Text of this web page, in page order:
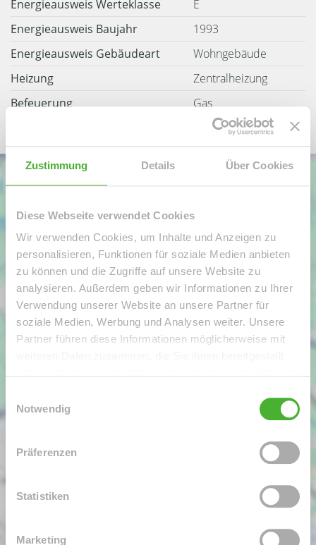
Zustimmung Details Über Cookies
Diese Webseite verwendet Cookies
Wir verwenden Cookies, um Inhalte und Anzeigen zu
personalisieren, Funktionen für soziale Medien anbieten
zu können und die Zugriffe auf unsere Website zu
analysieren. Außerdem geben wir Informationen zu Ihrer
Verwendung unserer Website an unsere Partner für
soziale Medien, Werbung und Analysen weiter. Unsere
Partner führen diese Informationen möglicherweise mit
Notwendig
Präferenzen
Statistiken
Marketing
Energieausweis Werteklasse
E
Energieausweis Baujahr
1993
Energieausweis Gebäudeart
Wohngebäude
Heizung
Zentralheizung
Befeuerung
Gas